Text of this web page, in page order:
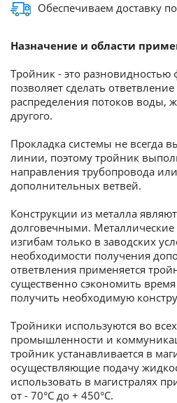
Обеспечиваем доставку
Назначение и области
Тройник - это разновидностью
позволяет сделать
распределения потоков воды,
другого.
Прокладка системы не всегда
линии, поэтому тройник
направления трубопровода
дополнительных ветвей.
Конструкции из металла
долговечными. Металлические
изгибам только в заводских
необходимости получения
ответвления применяется
существенно сэкономить
получить необходимую
Тройники используются во
промышленности и
тройник устанавливается в
осуществляющие подачу
использовать в магистралях
от - 70°С до + 450°С.